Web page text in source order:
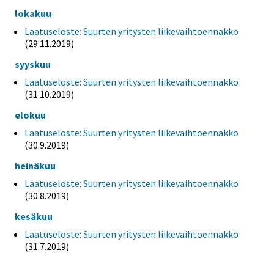
lokakuu
Laatuseloste: Suurten yritysten liikevaihtoennakko
(29.11.2019)
syyskuu
Laatuseloste: Suurten yritysten liikevaihtoennakko
(31.10.2019)
elokuu
Laatuseloste: Suurten yritysten liikevaihtoennakko
(30.9.2019)
heinäkuu
Laatuseloste: Suurten yritysten liikevaihtoennakko
(30.8.2019)
kesäkuu
Laatuseloste: Suurten yritysten liikevaihtoennakko
(31.7.2019)